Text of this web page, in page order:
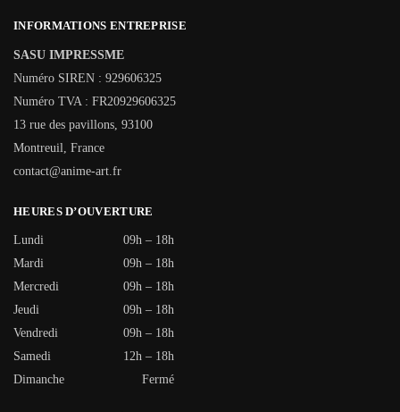
INFORMATIONS ENTREPRISE
SASU IMPRESSME
Numéro SIREN : 929606325
Numéro TVA : FR20929606325
13 rue des pavillons, 93100
Montreuil, France
contact@anime-art.fr
HEURES D’OUVERTURE
Lundi
09h – 18h
Mardi
09h – 18h
Mercredi
09h – 18h
Jeudi
09h – 18h
Vendredi
09h – 18h
Samedi
12h – 18h
Dimanche
Fermé